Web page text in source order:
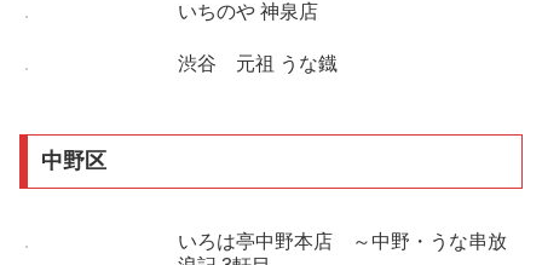
いちのや 神泉店
渋谷 元祖 うな鐡
中野区
いろは亭中野本店 ～中野・うな串放